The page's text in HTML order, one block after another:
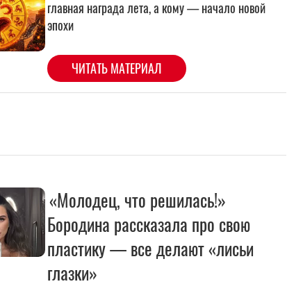
«Молодец, что решилась!»
Бородина рассказала про свою
пластику — все делают «лисьи
глазки»